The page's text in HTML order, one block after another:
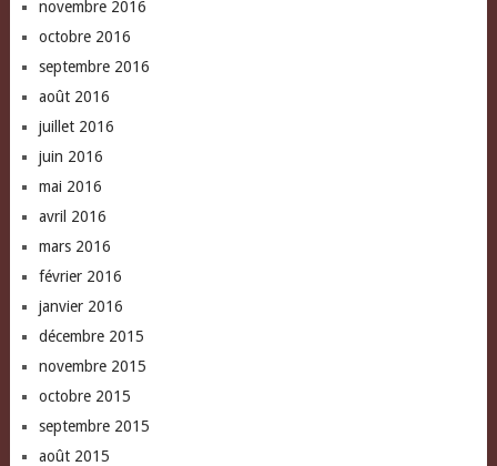
novembre 2016
octobre 2016
septembre 2016
août 2016
juillet 2016
juin 2016
mai 2016
avril 2016
mars 2016
février 2016
janvier 2016
décembre 2015
novembre 2015
octobre 2015
septembre 2015
août 2015